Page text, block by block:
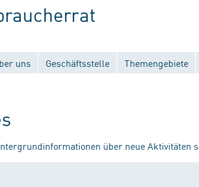
uns Geschäftsstelle Themengebiete
über neue Aktivitäten